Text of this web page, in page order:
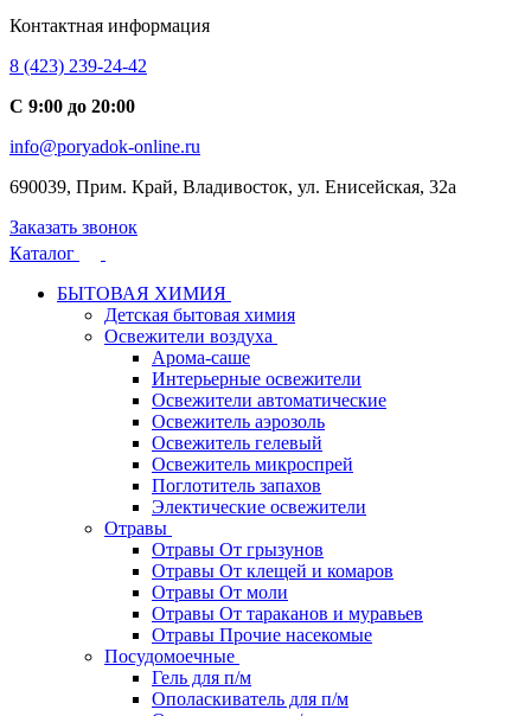
Контактная информация
8 (423) 239-24-42
С 9:00 до 20:00
info@poryadok-online.ru
690039, Прим. Край, Владивосток, ул. Енисейская, 32а
Заказать звонок
Каталог
БЫТОВАЯ ХИМИЯ
Детская бытовая химия
Освежители воздуха
Арома-саше
Интерьерные освежители
Освежители автоматические
Освежитель аэрозоль
Освежитель гелевый
Освежитель микроспрей
Поглотитель запахов
Электические освежители
Отравы
Отравы От грызунов
Отравы От клещей и комаров
Отравы От моли
Отравы От тараканов и муравьев
Отравы Прочие насекомые
Посудомоечные
Гель для п/м
Ополаскиватель для п/м